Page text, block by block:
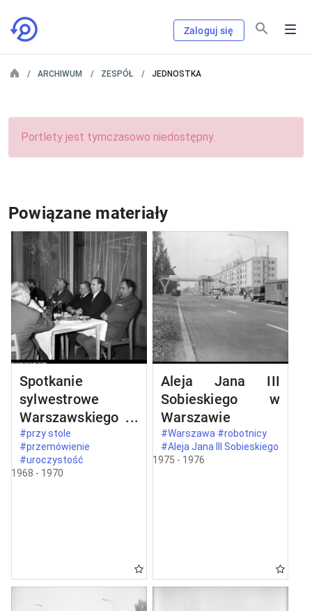
Zaloguj się
ARCHIWUM ZESPÓŁ JEDNOSTKA
Portlety jest tymczasowo niedostępny.
Powiązane materiały
Spotkanie
sylwestrowe
Warszawskiego
Komitetu
Zjednoczonego
Stronnictwa
#przy stole
#przemówienie
#uroczystość
1968 - 1970
Aleja Jana III
Sobieskiego w
Warszawie
#Warszawa #robotnicy
#Aleja Jana III Sobieskiego
1975 - 1976